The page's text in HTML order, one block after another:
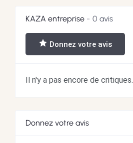
KAZA entreprise 0 avis
Donnez votre avis
Il n'y a pas encore de critiques.
Donnez votre avis